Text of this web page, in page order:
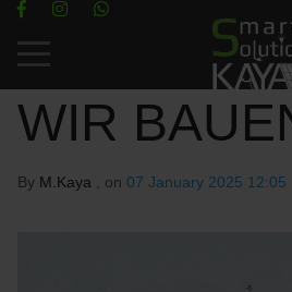
Mobile Menu Toggle
WIR
By M.Kaya , on 07 January 2025 12:05